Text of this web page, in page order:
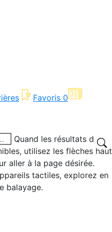
Favoris 0
Quand les résultats de
utilisez les flèches haut
aller à la page désirée.
tactiles, explorez en
balayage.